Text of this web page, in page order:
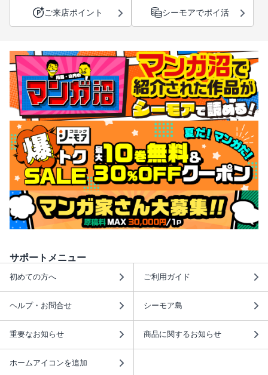
ご来店ポイント シーモアでポイ活
サポートメニュー
初めての方へ ご利用ガイド
ヘルプ・お問合せ シーモア島
重要なお知らせ 商品に関するお知らせ
ホームアイコンを追加